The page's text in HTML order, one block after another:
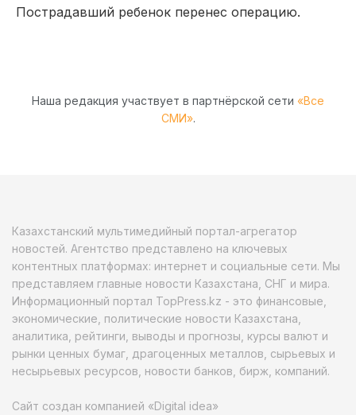
Пострадавший ребенок перенес операцию.
Наша редакция участвует в партнёрской сети «Все
СМИ».
Казахстанский мультимедийный портал-агрегатор
новостей. Агентство представлено на ключевых
контентных платформах: интернет и социальные сети. Мы
представляем главные новости Казахстана, СНГ и мира.
Информационный портал TopPress.kz - это финансовые,
экономические, политические новости Казахстана,
аналитика, рейтинги, выводы и прогнозы, курсы валют и
рынки ценных бумаг, драгоценных металлов, сырьевых и
несырьевых ресурсов, новости банков, бирж, компаний.
Сайт создан компанией «Digital idea»